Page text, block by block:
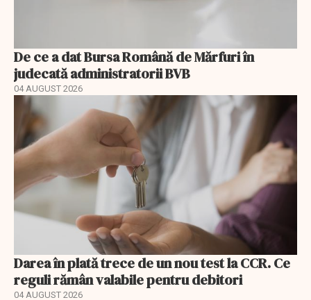
De ce a dat Bursa Română de Mărfuri în
judecată administratorii BVB
04 AUGUST 2026
Darea în plată trece de un nou test la CCR. Ce
reguli rămân valabile pentru debitori
04 AUGUST 2026